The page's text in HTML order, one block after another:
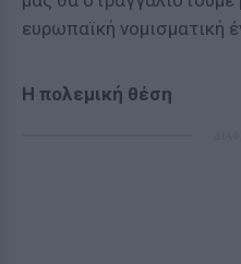
ευρωπαϊκή νομισματική
Η πολεμική θέση